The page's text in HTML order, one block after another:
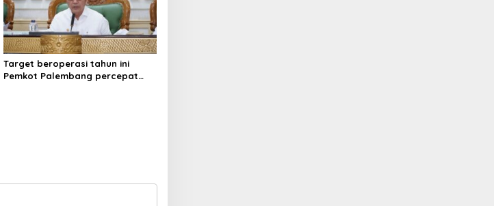
Target beroperasi tahun ini
Pemkot Palembang percepat